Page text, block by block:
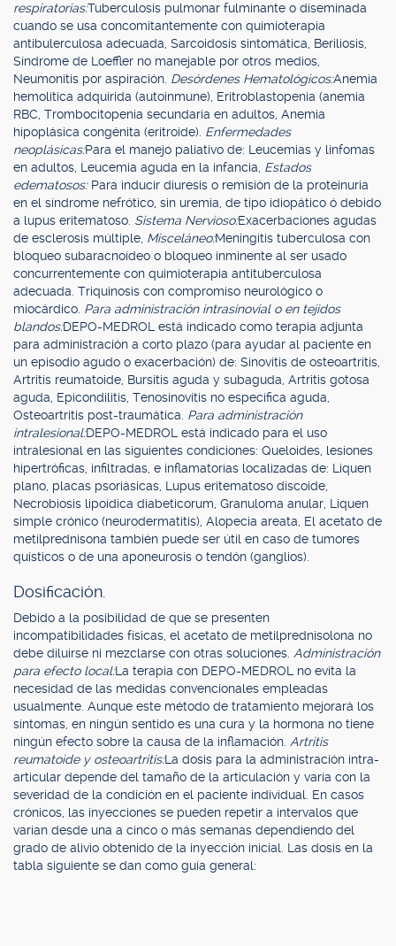
respiratorias:Tuberculosis pulmonar fulminante o diseminada
cuando se usa concomitantemente con quimioterapia
antibulerculosa adecuada, Sarcoidosis sintomática, Beriliosis,
Síndrome de Loeffler no manejable por otros medios,
Neumonitis por aspiración. Desórdenes Hematológicos:Anemia
hemolítica adquirida (autoinmune), Eritroblastopenia (anemia
RBC, Trombocitopenia secundaria en adultos, Anemia
hipoplásica congénita (eritroide). Enfermedades
neoplásicas:Para el manejo paliativo de: Leucemias y linfomas
en adultos, Leucemia aguda en la infancia, Estados
edematosos: Para inducir diuresis o remisión de la proteinuria
en el síndrome nefrótico, sin uremia, de tipo idiopático ó debido
a lupus eritematoso. Sistema Nervioso:Exacerbaciones agudas
de esclerosis múltiple, Misceláneo:Meningitis tuberculosa con
bloqueo subaracnoídeo o bloqueo inminente al ser usado
concurrentemente con quimioterapia antituberculosa
adecuada. Triquinosis con compromiso neurológico o
miocárdico. Para administración intrasinovial o en tejidos
blandos:DEPO-MEDROL está indicado como terapia adjunta
para administración a corto plazo (para ayudar al paciente en
un episodio agudo o exacerbación) de: Sinovitis de osteoartritis,
Artritis reumatoide, Bursitis aguda y subaguda, Artritis gotosa
aguda, Epicondilitis, Tenosinovitis no específica aguda,
Osteoartritis post-traumática. Para administración
intralesional:DEPO-MEDROL está indicado para el uso
intralesional en las siguientes condiciones: Queloides, lesiones
hipertróficas, infiltradas, e inflamatorias localizadas de: Liquen
plano, placas psoriásicas, Lupus eritematoso discoide,
Necrobiosis lipoídica diabeticorum, Granuloma anular, Liquen
simple crónico (neurodermatitis), Alopecia areata, El acetato de
metilprednisona también puede ser útil en caso de tumores
quísticos o de una aponeurosis o tendón (ganglios).
Dosificación.
Debido a la posibilidad de que se presenten
incompatibilidades físicas, el acetato de metilprednisolona no
debe diluirse ni mezclarse con otras soluciones. Administración
para efecto local:La terapia con DEPO-MEDROL no evita la
necesidad de las medidas convencionales empleadas
usualmente. Aunque este método de tratamiento mejorará los
síntomas, en ningún sentido es una cura y la hormona no tiene
ningún efecto sobre la causa de la inflamación. Artritis
reumatoide y osteoartritis:La dosis para la administración intra-
articular depende del tamaño de la articulación y varía con la
severidad de la condición en el paciente individual. En casos
crónicos, las inyecciones se pueden repetir a intervalos que
varían desde una a cinco o más semanas dependiendo del
grado de alivio obtenido de la inyección inicial. Las dosis en la
tabla siguiente se dan como guía general: